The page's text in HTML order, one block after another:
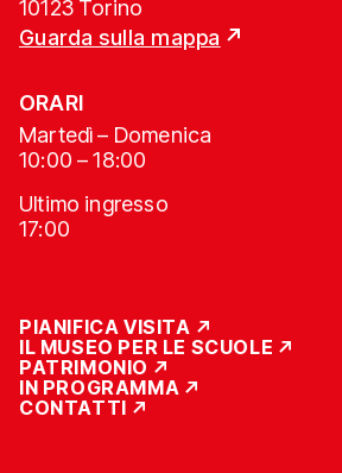
10123 Torino
Guarda sulla mappa
ORARI
Martedì – Domenica
10:00 – 18:00
Ultimo ingresso
17:00
PIANIFICA VISITA
IL MUSEO PER LE SCUOLE
PATRIMONIO
IN PROGRAMMA
CONTATTI